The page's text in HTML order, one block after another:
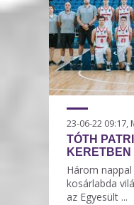
23-06-22 09:17,
TÓTH
KERETBEN
Három
kosárlabda
az Egyesült ...